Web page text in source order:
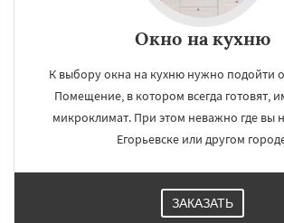
Окно на кухню
К выбору окна на кухню нужно подойти
Помещение, в котором всегда готовят,
микроклимат. При этом неважно где вы
Егорьевске или другом
ЗАКАЗАТЬ